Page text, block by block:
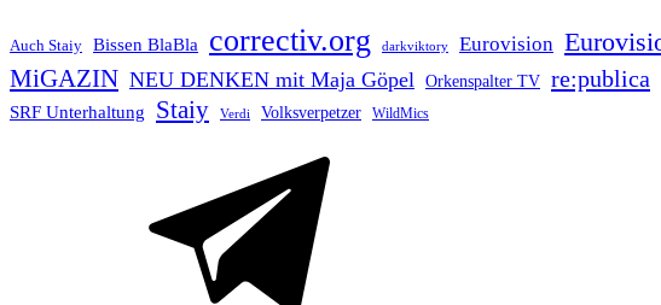
Auch Staiy Bissen BlaBla correctiv.org darkviktory Eurovision
MiGAZIN NEU DENKEN mit Maja Göpel Orkenspalter TV re:publica
SRF Unterhaltung Staiy Verdi Volksverpetzer WildMics